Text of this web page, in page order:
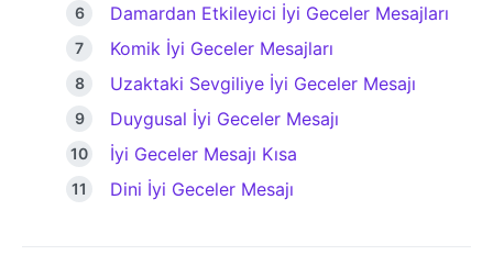
Damardan Etkileyici İyi Geceler Mesajları
Komik İyi Geceler Mesajları
Uzaktaki Sevgiliye İyi Geceler Mesajı
Duygusal İyi Geceler Mesajı
İyi Geceler Mesajı Kısa
Dini İyi Geceler Mesajı